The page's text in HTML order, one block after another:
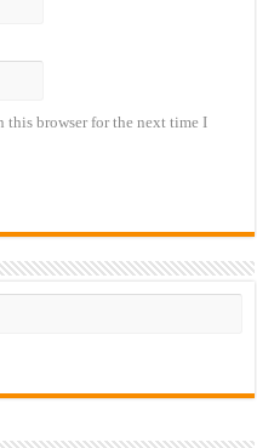
this browser for the next time I